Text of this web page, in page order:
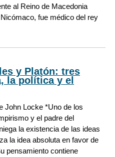
al Reino de Macedonia
fue médico del rey
y Platón: tres
la política y el
John Locke *Uno de los
y el padre del
la existencia de las ideas
la idea absoluta en favor de
pensamiento contiene